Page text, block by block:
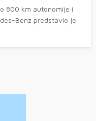
800 km autonomije i
Benz predstavio je